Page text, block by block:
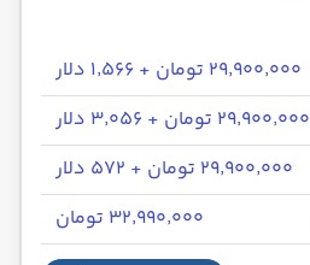
۲۹٬۹۰۰٬۰۰۰ تومان + ۱٬۵۶۶ دلار
۲۹٬۹۰۰٬۰۰۰ تومان + ۳٬۰۵۶ دلار
۲۹٬۹۰۰٬۰۰۰ تومان + ۵۷۲ دلار
۳۲٬۹۹۰٬۰۰۰ تومان